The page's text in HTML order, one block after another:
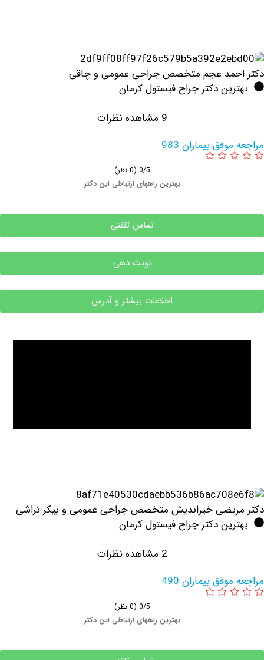
عجم متخصص جراحی عمومی و چاقی
دکتر جراح فیستول کرمان
بیماران 983
بهترین راههای ارتباطی این دکتر
تماس تلفنی
نوبت دهی
اطلاعات بیشتر و آدرس
خیراندیش متخصص جراحی عمومی و پیکر تراشی
دکتر جراح فیستول کرمان
بیماران 490
بهترین راههای ارتباطی این دکتر